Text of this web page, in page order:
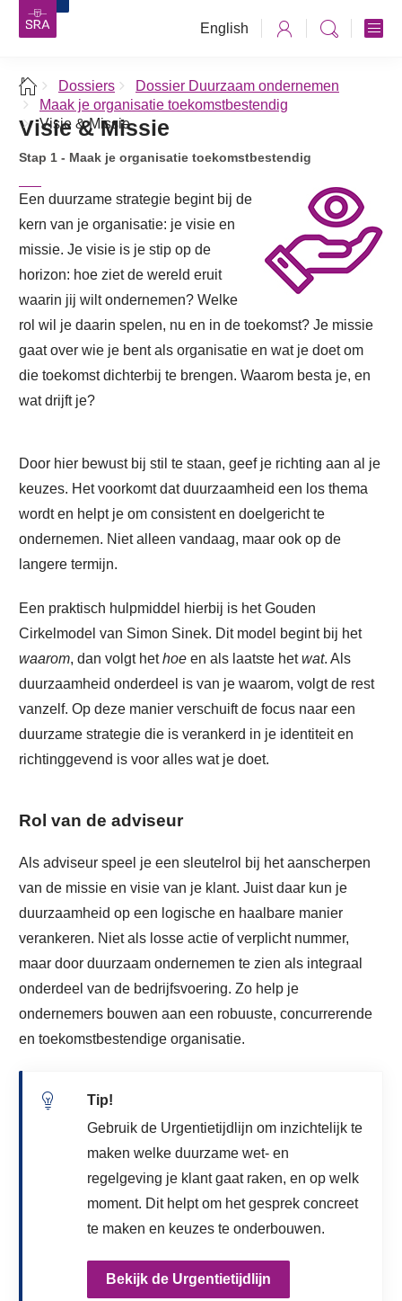
English
Dossiers
Dossier Duurzaam ondernemen
Maak je organisatie toekomstbestendig
Visie & Missie
Visie & Missie
Stap 1 - Maak je organisatie toekomstbestendig
Een duurzame strategie begint bij de
kern van je organisatie: je visie en
missie. Je visie is je stip op de
horizon: hoe ziet de wereld eruit
waarin jij wilt ondernemen? Welke
rol wil je daarin spelen, nu en in de toekomst? Je missie
gaat over wie je bent als organisatie en wat je doet om
die toekomst dichterbij te brengen. Waarom besta je, en
wat drijft je?
Door hier bewust bij stil te staan, geef je richting aan al je
keuzes. Het voorkomt dat duurzaamheid een los thema
wordt en helpt je om consistent en doelgericht te
ondernemen. Niet alleen vandaag, maar ook op de
langere termijn.
Een praktisch hulpmiddel hierbij is het Gouden
Cirkelmodel van Simon Sinek. Dit model begint bij het
waarom, dan volgt hethoe en als laatste hetwat. Als
duurzaamheid onderdeel is van je waarom, volgt de rest
vanzelf. Op deze manier verschuift de focus naar een
duurzame strategie die is verankerd in je identiteit en
richtinggevend is voor alles wat je doet.
Rol van de adviseur
Als adviseur speel je een sleutelrol bij het aanscherpen
van de missie en visie van je klant. Juist daar kun je
duurzaamheid op een logische en haalbare manier
verankeren. Niet als losse actie of verplicht nummer,
maar door duurzaam ondernemen te zien als integraal
onderdeel van de bedrijfsvoering. Zo help je
ondernemers bouwen aan een robuuste, concurrerende
en toekomstbestendige organisatie.
Tip!
Gebruik de Urgentietijdlijn om inzichtelijk te
maken welke duurzame wet- en
regelgeving je klant gaat raken, en op welk
moment. Dit helpt om het gesprek concreet
te maken en keuzes te onderbouwen.
Bekijk de Urgentietijdlijn